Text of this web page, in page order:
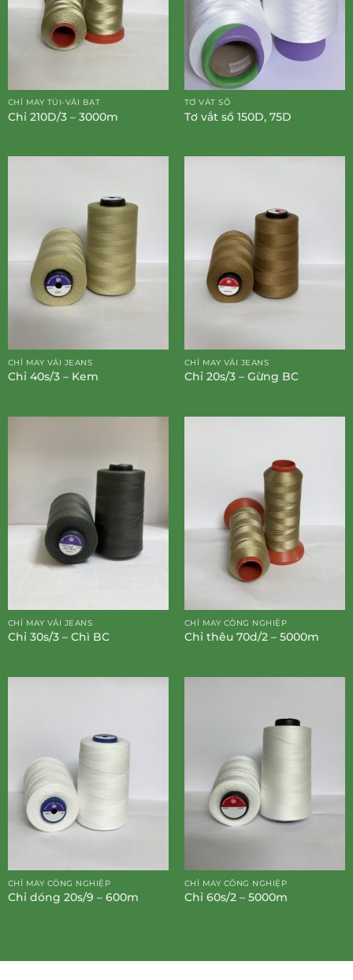
CHỈ MAY TÚI-VẢI BẠT
Chỉ 210D/3 – 3000m
TƠ VẮT SỔ
Tơ vắt sổ 150D, 75D
CHỈ MAY VẢI JEANS
Chỉ 40s/3 – Kem
CHỈ MAY VẢI JEANS
Chỉ 20s/3 – Gừng BC
CHỈ MAY VẢI JEANS
Chỉ 30s/3 – Chì BC
CHỈ MAY CÔNG NGHIỆP
Chỉ thêu 70d/2 – 5000m
CHỈ MAY CÔNG NGHIỆP
Chỉ dóng 20s/9 – 600m
CHỈ MAY CÔNG NGHIỆP
Chỉ 60s/2 – 5000m